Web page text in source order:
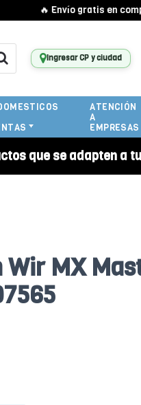
🔥 Envío gratis en
Ingresar CP y ciudad
ATENCIÓN
A
EMPRESAS
que se adapten a
MX